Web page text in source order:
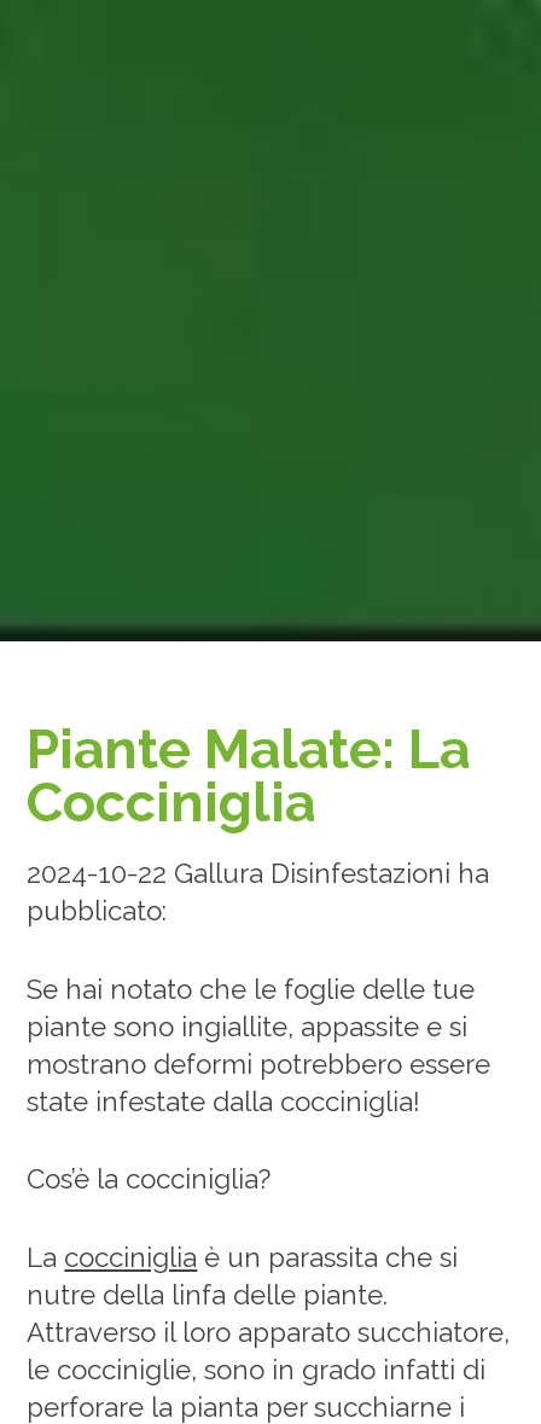
Piante Malate: La
Cocciniglia
2024-10-22 Gallura Disinfestazioni ha
pubblicato:
Se hai notato che le foglie delle tue
piante sono ingiallite, appassite e si
mostrano deformi potrebbero essere
state infestate dalla cocciniglia!
Cos’è la cocciniglia?
La cocciniglia è un parassita che si
nutre della linfa delle piante.
Attraverso il loro apparato succhiatore,
le cocciniglie, sono in grado infatti di
perforare la pianta per succhiarne i